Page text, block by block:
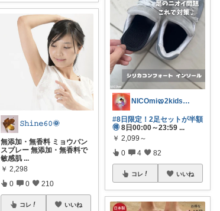
𝚂𝚑𝚒𝚗𝚎𝟼𝟶🌞
無添加・無香料 ミョウバン
スプレー 無添加・無香料で
敏感肌 ...
￥ 2,298
0 0 210
コレ いいね
NICOmi🥨2kidsママ👦👧
#8日限定！2足セットが半額
🉐 8日00:00～23:59...
￥ 2,099～
0 4 82
コレ いいね